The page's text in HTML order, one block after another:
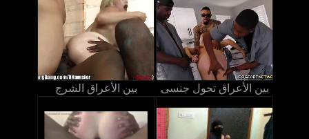
بين الأعراق الشرج بين الأعراق تحول جنسى